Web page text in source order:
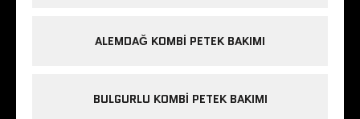
ALEMDAĞ KOMBI PETEK BAKIMI
BULGURLU KOMBI PETEK BAKIMI